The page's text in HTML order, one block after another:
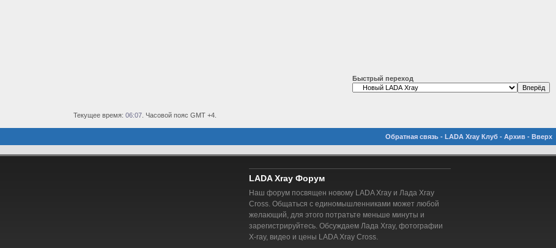
Быстрый переход
Текущее время: 06:07 . Часовой пояс GMT +4.
Обратная связь - LADA Xray Клуб - Архив - Вверх
LADA Xray Форум
Наш форум посвящен новому LADA Xray и Лада Xray
Cross. Общаться с единомышленниками может любой
желающий, для этого потратьте меньше минуты и
зарегистрируйтесь. Обсуждаем Лада Xray, фотографии
X-ray, видео и цены LADA Xray Cross.